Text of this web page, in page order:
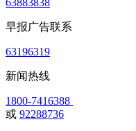
早报广告联系
63196319
新闻热线
1800-7416388
或 92288736